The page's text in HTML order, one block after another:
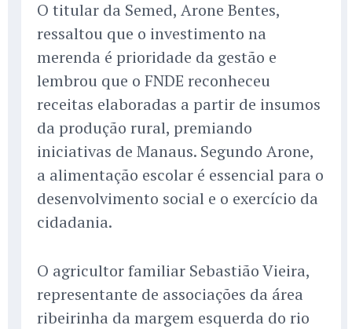
O titular da Semed, Arone Bentes,
ressaltou que o investimento na
merenda é prioridade da gestão e
lembrou que o FNDE reconheceu
receitas elaboradas a partir de insumos
da produção rural, premiando
iniciativas de Manaus. Segundo Arone,
a alimentação escolar é essencial para o
desenvolvimento social e o exercício da
cidadania.
O agricultor familiar Sebastião Vieira,
representante de associações da área
ribeirinha da margem esquerda do rio